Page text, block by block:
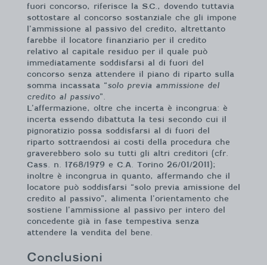
fuori concorso, riferisce la S.C., dovendo tuttavia
sottostare al concorso sostanziale che gli impone
l’ammissione al passivo del credito, altrettanto
farebbe il locatore finanziario per il credito
relativo al capitale residuo per il quale può
immediatamente soddisfarsi al di fuori del
concorso senza attendere il piano di riparto sulla
somma incassata “solo previa ammissione del
credito al passivo”.
L’affermazione, oltre che incerta è incongrua: è
incerta essendo dibattuta la tesi secondo cui il
pignoratizio possa soddisfarsi al di fuori del
riparto sottraendosi ai costi della procedura che
graverebbero solo su tutti gli altri creditori (cfr.
Cass. n. 1768/1979 e C.A. Torino 26/01/2011);
inoltre è incongrua in quanto, affermando che il
locatore può soddisfarsi “solo previa amissione del
credito al passivo”, alimenta l’orientamento che
sostiene l’ammissione al passivo per intero del
concedente già in fase tempestiva senza
attendere la vendita del bene.
Conclusioni